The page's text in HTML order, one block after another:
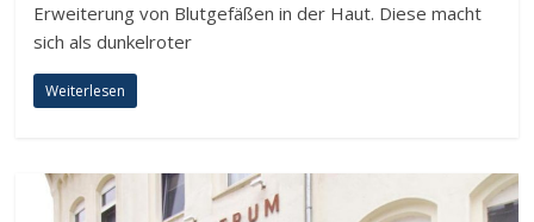
Erweiterung von Blutgefäßen in der Haut. Diese macht
sich als dunkelroter
Weiterlesen